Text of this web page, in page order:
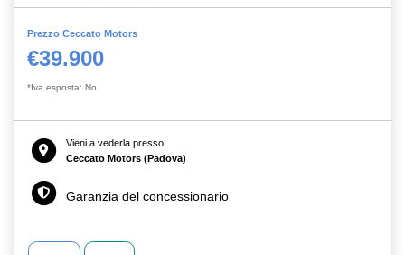
Prezzo Ceccato Motors
€39.900
*Iva esposta: No
Vieni a vederla presso
Ceccato Motors (Padova)
Garanzia del concessionario